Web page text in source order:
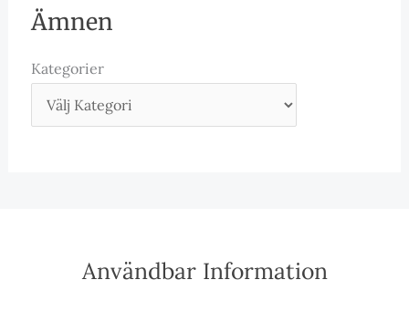
Ämnen
Kategorier
Användbar Information